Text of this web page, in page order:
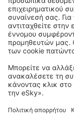
Copyright © eSky.gr.